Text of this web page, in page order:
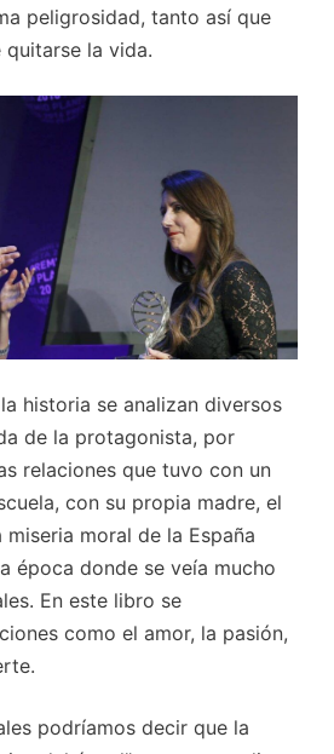
peligrosidad, tanto así que
la vida.
historia se analizan diversos
de la protagonista, por
relaciones que tuvo con un
con su propia madre, el
moral de la España
época donde se veía mucho
En este libro se
como el amor, la pasión,
podríamos decir que la